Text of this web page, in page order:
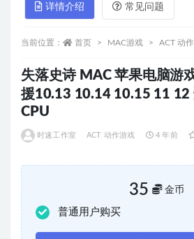
详情介绍 常见问题
当前位置： 首页 MAC游戏 ACT 动
失落史诗 MAC 苹果电脑游
援10.13 10.14 10.15 11 12
CPU
时速工作室 ACT 动作游戏 4 年前
35 金币
普通用户购买